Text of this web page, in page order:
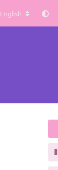
English